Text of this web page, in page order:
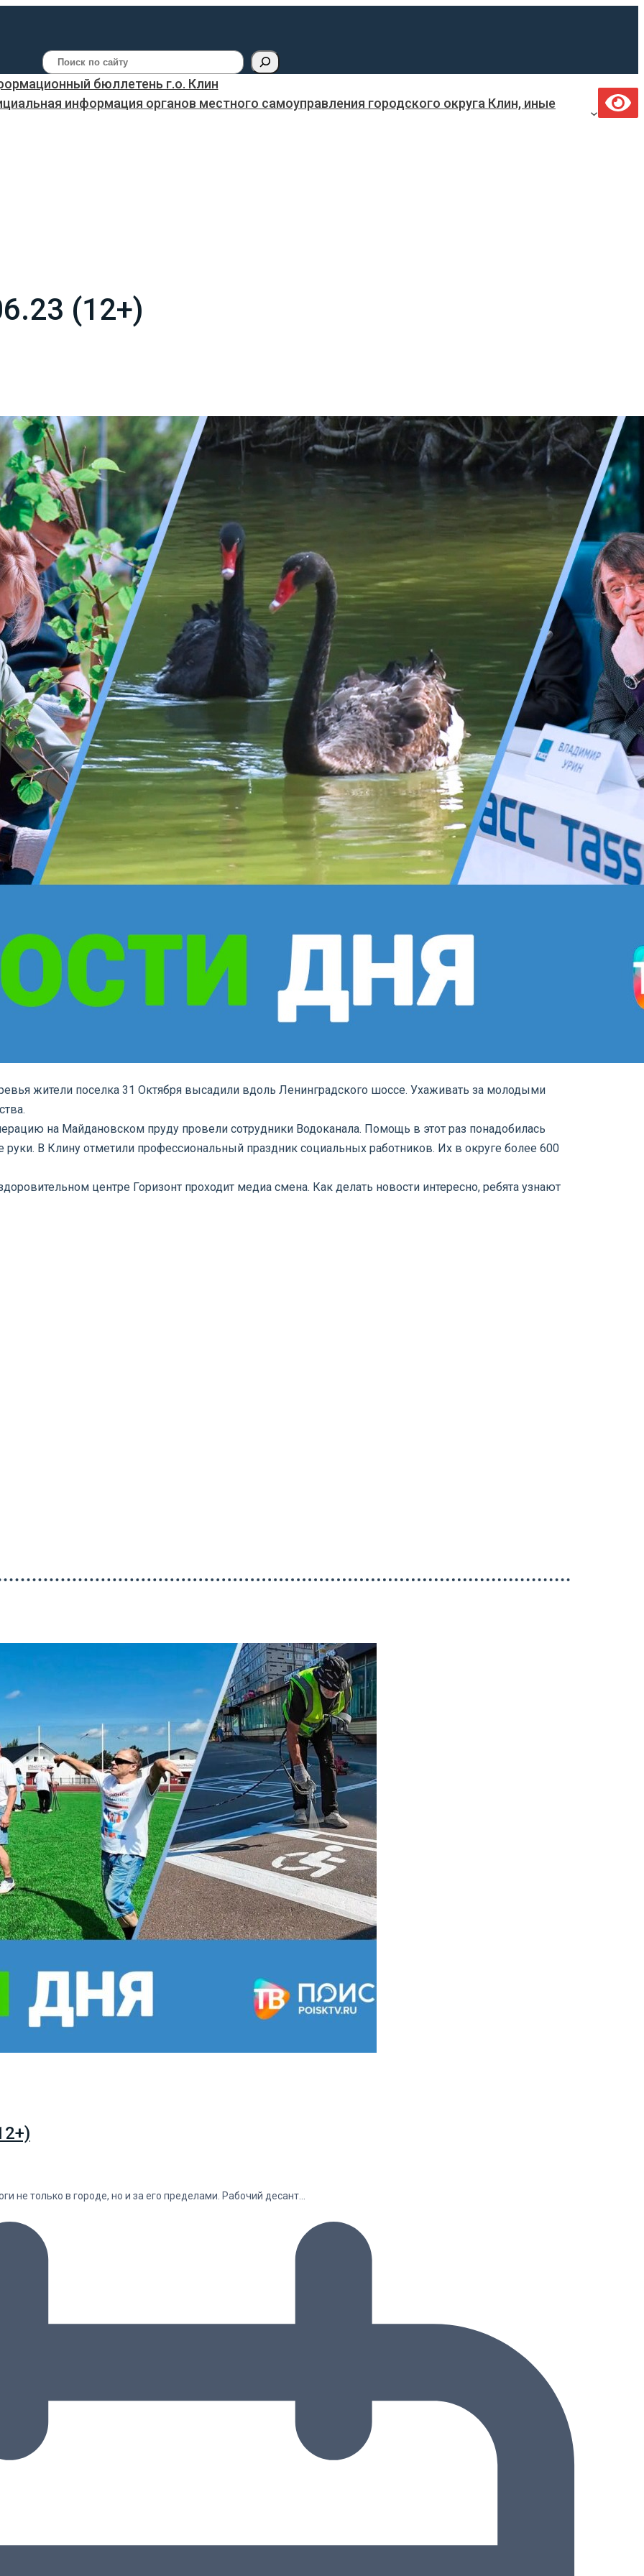
Поиск
бюллетень г.о. Клин
информация органов местного самоуправления городского округа Клин, иные
(12+)
жители поселка 31 Октября высадили вдоль Ленинградского шоссе. Ухаживать за молодыми
на Майдановском пруду провели сотрудники Водоканала. Помощь в этот раз понадобилась
В Клину отметили профессиональный праздник социальных работников. Их в округе более 600
центре Горизонт проходит медиа смена. Как делать новости интересно, ребята узнают
не только в городе, но и за его пределами. Рабочий десант…